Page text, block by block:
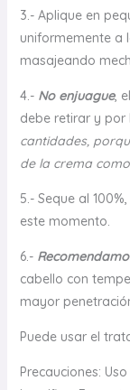
3.- Aplique en
uniformemente a
masajeando
4.- No enjuague,
debe retirar y por
cantidades,
de la crema
5.- Seque al
este momento.
6.-
cabello con
mayor
Puede usar el
Precauciones: